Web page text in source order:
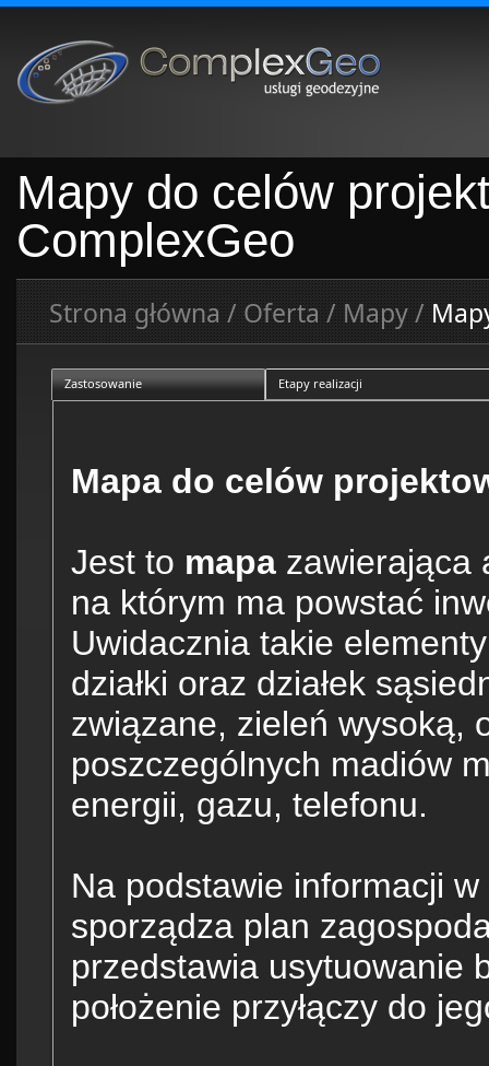
Mapy do celów
ComplexGeo
Strona główna / Oferta / Mapy/
Zastosowanie Etapy realizacji
Mapa do celów
Jest to mapa zawierająca
na którym ma powstać
Uwidacznia takie
działki oraz działek
związane, zieleń wysoką,
poszczególnych madiów
energii, gazu, telefonu.
Na podstawie informacji
sporządza plan
przedstawia usytuowanie
położenie przyłączy do